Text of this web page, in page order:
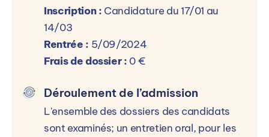
Inscription : Candidature du 17/01 au
14/03
Rentrée : 5/09/2024
Frais de dossier : 0 €
Déroulement de l’admission
L'ensemble des dossiers des candidats
sont examinés; un entretien oral, pour les